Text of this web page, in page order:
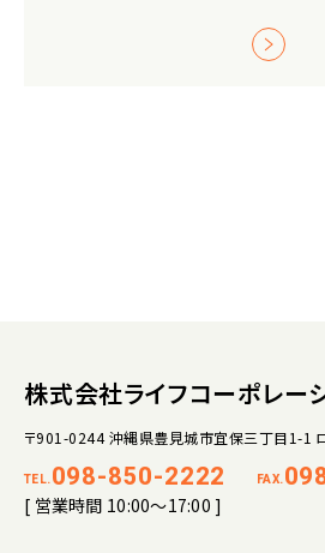
株式会社ライフコーポレー
〒901-0244 沖縄県豊見城市宜保三丁目1-1
TEL. 098-850-2222 FAX.
[ 営業時間 10:00～17:00 ]